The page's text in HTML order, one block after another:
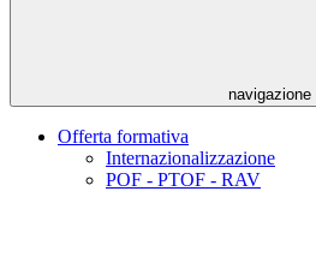
navigazione
Offerta formativa
Internazionalizzazione
POF - PTOF - RAV